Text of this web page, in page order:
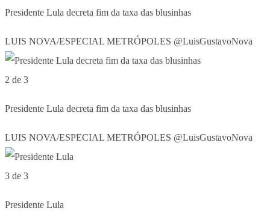
Presidente Lula decreta fim da taxa das blusinhas
LUIS NOVA/ESPECIAL METRÓPOLES @LuisGustavoNova
2 de 3
Presidente Lula decreta fim da taxa das blusinhas
LUIS NOVA/ESPECIAL METRÓPOLES @LuisGustavoNova
3 de 3
Presidente Lula